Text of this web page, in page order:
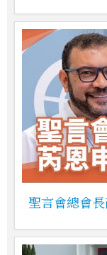
聖言會總會